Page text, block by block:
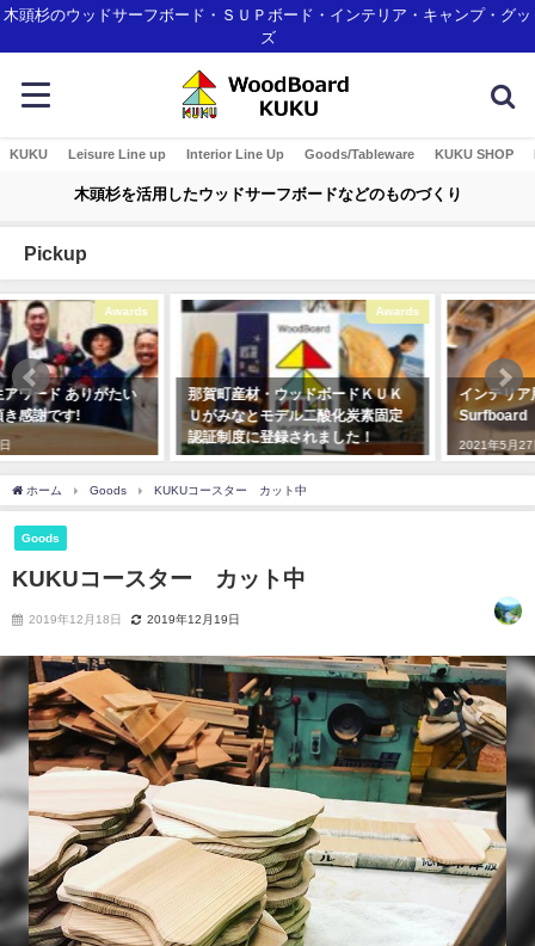
木頭杉のウッドサーフボード・ＳＵＰボード・インテリア・キャンプ・グッ
ズ
KUKU Leisure Line up Interior Line Up Goods/Tableware KUKU SHOP
木頭杉を活用したウッドサーフボードなどのものづくり
Pickup
Awards
那賀町産材・ウッドボードＫＵＫ
Ｕがみなとモデル二酸化炭素固定
認証制度に登録されました！
Interior
インテリア用の一枚板Wood-
Surfboard
2021年5月27日
ホーム Goods KUKUコースター カット中
Goods
KUKUコースター カット中
2019年12月18日 2019年12月19日